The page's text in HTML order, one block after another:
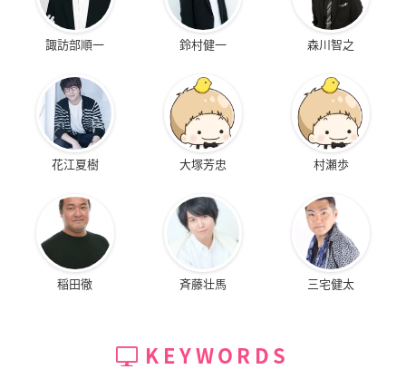
諏訪部順一 鈴村健一 森川智之
花江夏樹 大塚芳忠 村瀬歩
稲田徹 斉藤壮馬 三宅健太
KEYWORDS